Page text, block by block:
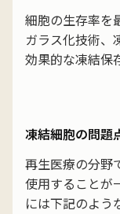
細胞の生存率を
ガラス化技術、
効果的な凍結保
凍結細胞の問題
再生医療の分野
使用することが
には下記のよう